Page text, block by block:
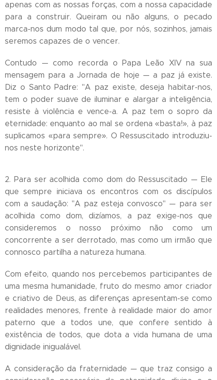
apenas com as nossas forças, com a nossa capacidade
para a construir. Queiram ou não alguns, o pecado
marca-nos dum modo tal que, por nós, sozinhos, jamais
seremos capazes de o vencer.
Contudo — como recorda o Papa Leão XIV na sua
mensagem para a Jornada de hoje — a paz já existe.
Diz o Santo Padre: "A paz existe, deseja habitar-nos,
tem o poder suave de iluminar e alargar a inteligência,
resiste à violência e vence-a. A paz tem o sopro da
eternidade: enquanto ao mal se ordena «basta!», à paz
suplicamos «para sempre». O Ressuscitado introduziu-
nos neste horizonte".
2. Para ser acolhida como dom do Ressuscitado — Ele
que sempre iniciava os encontros com os discípulos
com a saudação: "A paz esteja convosco" — para ser
acolhida como dom, dizíamos, a paz exige-nos que
consideremos o nosso próximo não como um
concorrente a ser derrotado, mas como um irmão que
connosco partilha a natureza humana.
Com efeito, quando nos percebemos participantes de
uma mesma humanidade, fruto do mesmo amor criador
e criativo de Deus, as diferenças apresentam-se como
realidades menores, frente à realidade maior do amor
paterno que a todos une, que confere sentido à
existência de todos, que dota a vida humana de uma
dignidade inigualável.
A consideração da fraternidade — que traz consigo a